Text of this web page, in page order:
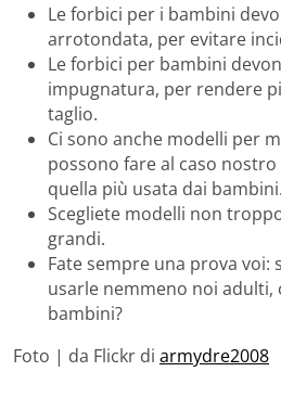
Le forbici per i bambini
arrotondata, per evitare
Le forbici per bambini
impugnatura, per rendere
taglio.
Ci sono anche modelli per
possono fare al caso
quella più usata dai bambini.
Scegliete modelli non
grandi.
Fate sempre una prova voi:
usarle nemmeno noi adulti,
bambini?
Foto | da Flickr di armydre2008